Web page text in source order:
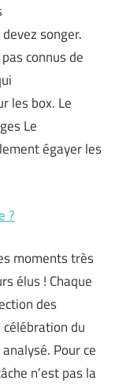
songer.
connus de
les box. Le
Le
égayer les
?
moments très
élus ! Chaque
des
du
Pour ce
n’est pas la